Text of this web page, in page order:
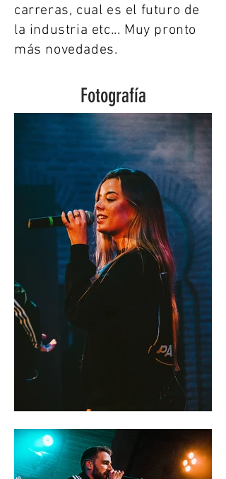
carreras, cual es el futuro de
la industria etc... Muy pronto
más novedades.
Fotografía